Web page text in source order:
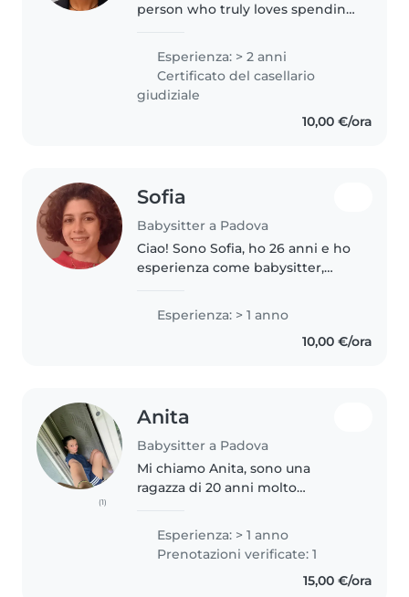
person who truly loves spending
Even though I don't have
professional babysitting
experience yet, I am very
comfortable..
Esperienza: > 2 anni
Certificato del casellario
giudiziale
10,00 €/ora
Sofia
Babysitter a Padova
Ciao! Sono Sofia, ho 26 anni e ho
esperienza come babysitter,
centri estivi. Sono disponibile a
partire dal mese di settembre
Esperienza: > 1 anno
10,00 €/ora
(1)
Anita
Babysitter a Padova
Mi chiamo Anita, sono una
ragazza di 20 anni molto
premurosa creativa ed empatica.
Ho esperienza con i miei tre
nipoti e come babysitter a
Esperienza: > 1 anno
Prenotazioni verificate: 1
15,00 €/ora